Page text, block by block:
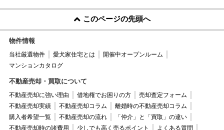
このページの先頭へ
物件情報
当社厳選物件 愛犬家住宅とは
開催中オープンルーム
マンションカタログ
不動産売却・買取について
不動産売却に強い理由 借地権でお困りの方
売却査定フォーム
不動産売却実績
不動産売却コラム
離婚時の不動産売却コラム
購入者希望一覧
不動産売却の流れ
「仲介」と「買取」の違い
不動産売却時の諸費用
少しでも高く売るポイント
よくある質問